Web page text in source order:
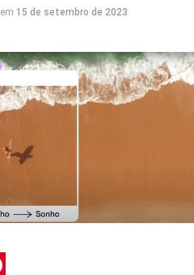
em 15 de setembro de 2023